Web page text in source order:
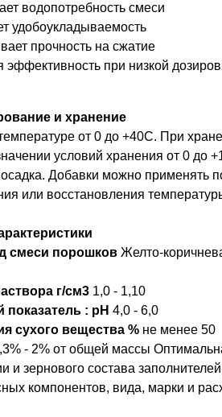
водопотребность смеси
удобоукладываемость
прочность на сжатие
эффективность при низкой
и хранение
от 0 до +40С. При
условий хранения от 0 до
Добавки можно применять
или восстановления
смеси порошков Желто-
г/см3 1,0 - 1,10
: pH 4,0 - 6,0
сухого вещества % не менее 50
- 2% от общей массы
и зернового состава
компонентов, вида, марки и